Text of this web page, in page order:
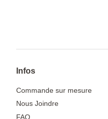
Infos
Commande sur mesure
Nous Joindre
FAQ